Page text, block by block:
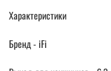
Характеристики
Бренд - iFi